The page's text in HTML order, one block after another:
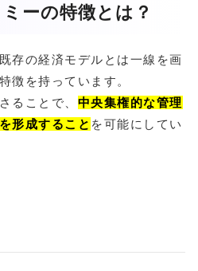
ーの特徴とは？
存の経済モデルとは一線を画
徴を持っています。
ることで、 中央集権的な管理
形成すること を可能にしてい